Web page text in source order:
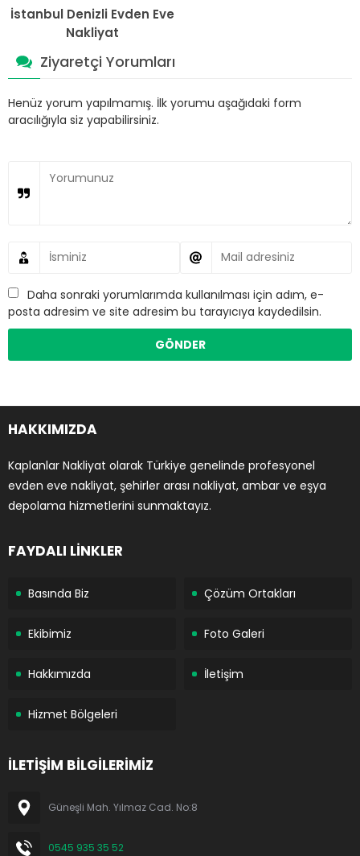
İstanbul Denizli Evden Eve
Nakliyat
Ziyaretçi Yorumları
Henüz yorum yapılmamış. İlk yorumu aşağıdaki form
aracılığıyla siz yapabilirsiniz.
Daha sonraki yorumlarımda kullanılması için adım, e-
posta adresim ve site adresim bu tarayıcıya kaydedilsin.
HAKKIMIZDA
Kaplanlar Nakliyat olarak Türkiye genelinde profesyonel
evden eve nakliyat, şehirler arası nakliyat, ambar ve eşya
depolama hizmetlerini sunmaktayız.
FAYDALI LİNKLER
Basında Biz Çözüm Ortakları
Ekibimiz Foto Galeri
Hakkımızda İletişim
Hizmet Bölgeleri
İLETİŞİM BİLGİLERİMİZ
Güneşli Mah. Yılmaz Cad. No:8
0545 935 35 52